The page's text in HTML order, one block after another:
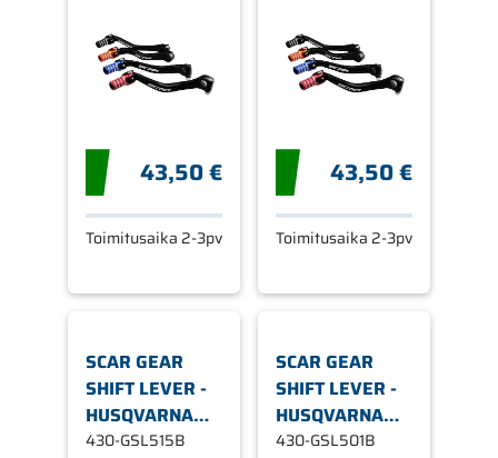
43,50 €
Toimitusaika 2-3pv
43,50 €
Toimitusaika 2-3pv
SCAR GEAR
SHIFT LEVER -
HUSQVARNA
BLUE T
430-GSL515B
SCAR GEAR
SHIFT LEVER -
HUSQVARNA
BLUE TIP
430-GSL501B